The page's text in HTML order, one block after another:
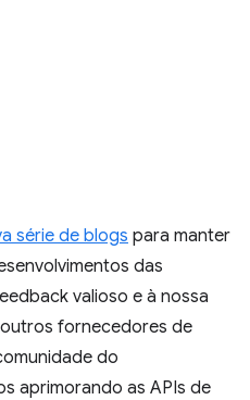
série de blogs para manter
das
valioso e à nossa
fornecedores de
do
aprimorando as APIs de